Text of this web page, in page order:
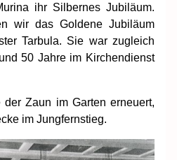
ihr Silbernes Jubiläum.
wir das Goldene Jubiläum
Tarbula. Sie war zugleich
50 Jahre im Kirchendienst
der Zaun im Garten erneuert,
im Jungfernstieg.